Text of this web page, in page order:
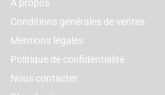
A propos
Conditions générales de ventes
Mentions légales
Politique de confidentialité
Nous contacter